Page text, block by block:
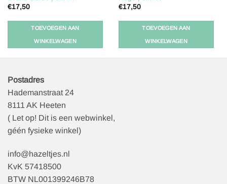
€17,50
TOEVOEGEN AAN
WINKELWAGEN
€17,50
TOEVOEGEN AAN
WINKELWAGEN
Postadres
Hademanstraat 24
8111 AK Heeten
( Let op! Dit is een webwinkel,
géén fysieke winkel)
info@hazeltjes.nl
KvK 57418500
BTW NL001399246B78